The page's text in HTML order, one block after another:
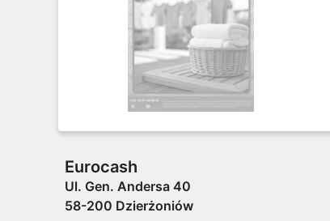
Eurocash
Ul. Gen. Andersa 40
58-200 Dzierżoniów